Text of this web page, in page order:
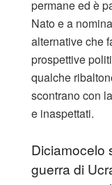
permane ed è
Nato e a
alternative che
prospettive
qualche
scontrano con
e inaspettati.
Diciamocelo
guerra di